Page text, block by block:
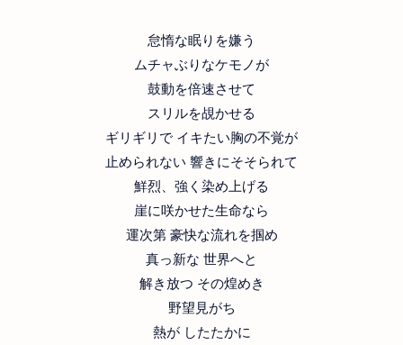
怠惰な眠りを嫌う
ムチャぶりなケモノが
鼓動を倍速させて
スリルを覘かせる
ギリギリで イキたい胸の不覚が
止められない 響きにそそられて
鮮烈、強く染め上げる
崖に咲かせた生命なら
運次第 豪快な流れを掴め
真っ新な 世界へと
解き放つ その煌めき
野望見がち
熱が したたかに